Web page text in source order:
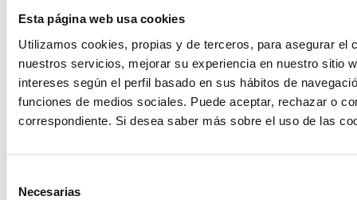
Esta página web usa cookies
Utilizamos cookies, propias y de terceros, para asegurar el
nuestros servicios, mejorar su experiencia en nuestro sitio
intereses según el perfil basado en sus hábitos de
funciones de medios sociales. Puede aceptar, rechazar o
correspondiente. Si desea saber más sobre el uso de las
Necesarias
ayudarte?
Contacto
en su país